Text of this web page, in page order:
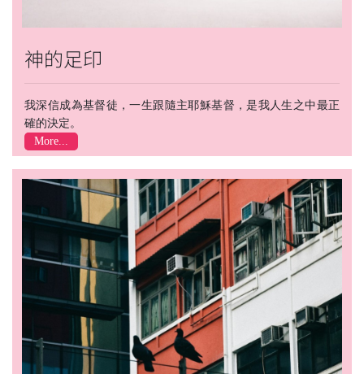
神的足印
我深信成為基督徒，一生跟隨主耶穌基督，是我人生之中最正
確的決定。
More...